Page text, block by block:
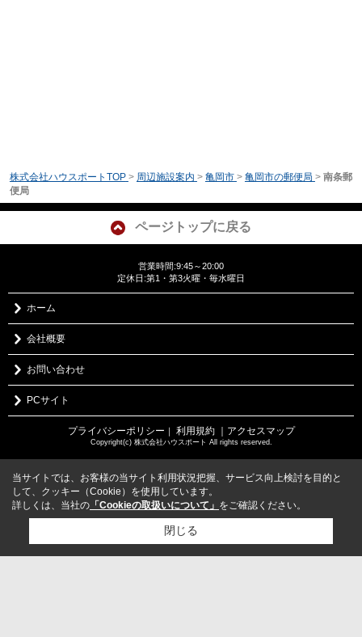
株式会社ハウスポートTOP > 周辺施設案内 > 亀岡市 > 亀岡市の郵便局 > 南条郵
便局
ページトップに戻る
営業時間:9:45～20:00
定休日:第1・第3火曜・毎水曜日
ホーム
会社概要
お問い合わせ
PCサイト
プライバシーポリシー ｜ 利用規約 ｜アクセスマップ
Copyright(c) 株式会社ハウスポート All rights reserved.
当サイトでは、お客様の当サイト利用状況把握、サービス向上検討を目的と
して、クッキー（Cookie）を使用しています。
詳しくは、当社の 「Cookieの取扱いについて」 をご確認ください。
閉じる